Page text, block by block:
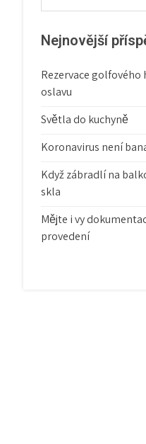
Nejnovější
Rezervace
oslavu
Světla do kuchyně
Koronavirus není
Když zábradlí na
skla
Mějte i vy
provedení